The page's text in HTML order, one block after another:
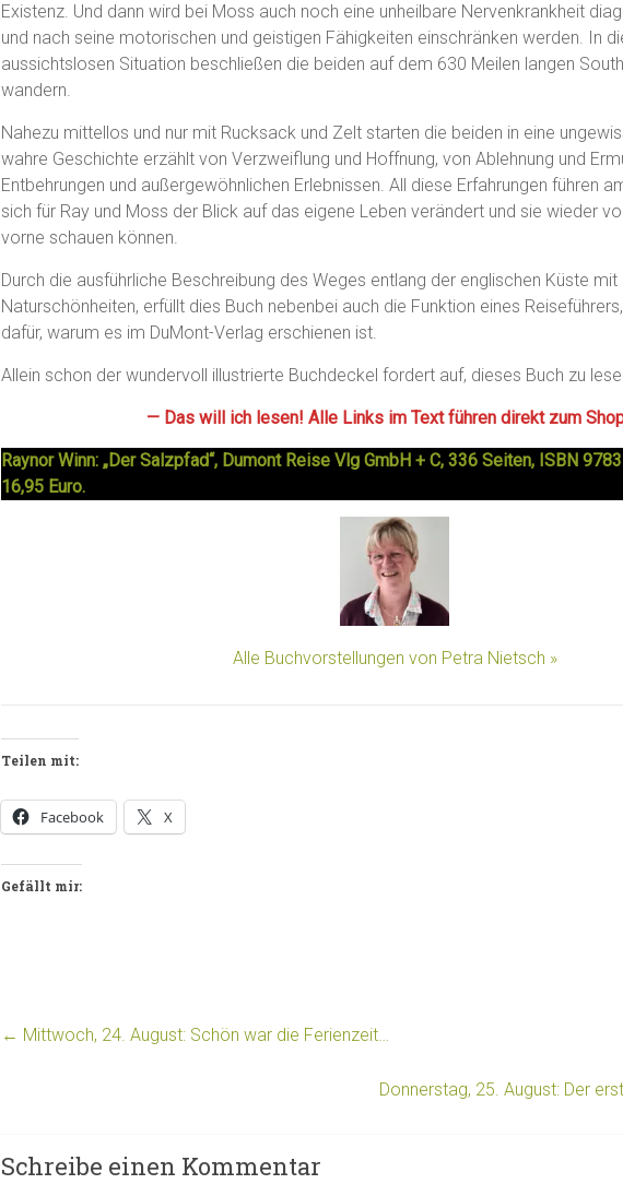
Existenz. Und dann wird bei Moss auch noch eine unheilbare Nervenkrankheit
und nach seine motorischen und geistigen Fähigkeiten einschränken werden. In
aussichtslosen Situation beschließen die beiden auf dem 630 Meilen langen
wandern.
Nahezu mittellos und nur mit Rucksack und Zelt starten die beiden in eine
wahre Geschichte erzählt von Verzweiflung und Hoffnung, von Ablehnung und
Entbehrungen und außergewöhnlichen Erlebnissen. All diese Erfahrungen führen
sich für Ray und Moss der Blick auf das eigene Leben verändert und sie wieder
vorne schauen können.
Durch die ausführliche Beschreibung des Weges entlang der englischen Küste mit
Naturschönheiten, erfüllt dies Buch nebenbei auch die Funktion eines
dafür, warum es im DuMont-Verlag erschienen ist.
Allein schon der wundervoll illustrierte Buchdeckel fordert auf, dieses Buch zu
— Das will ich lesen! Alle Links im Text führen direkt zum
Raynor Winn: „Der Salzpfad“, Dumont Reise Vlg GmbH + C, 336 Seiten, ISBN
16,95 Euro.
Alle Buchvorstellungen von Petra Nietsch »
Teilen mit:
Facebook X
Gefällt mir:
← Mittwoch, 24. August: Schön war die Ferienzeit…
Donnerstag, 25. August: Der
Schreibe einen Kommentar